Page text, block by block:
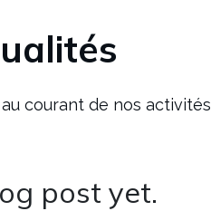
courant de nos activités
post yet.